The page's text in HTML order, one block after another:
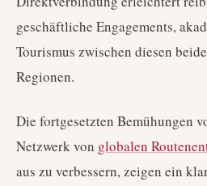
geschäftliche Engagements,
Tourismus zwischen diesen
Regionen.
Die fortgesetzten Bemühungen
Netzwerk von globalen
aus zu verbessern, zeigen ein